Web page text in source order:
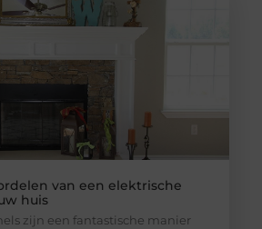
van een elektrische
huis
zijn een fantastische manier